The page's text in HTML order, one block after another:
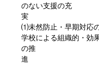
のない支援の充
⑴未然防止・早期対応
学校による組織的・効
の推